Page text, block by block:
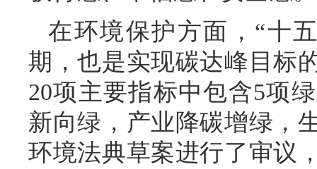
在环境保护方面，“十
期，也是实现碳达峰目标
20项主要指标中包含5项
新向绿，产业降碳增绿，
环境法典草案进行了审议